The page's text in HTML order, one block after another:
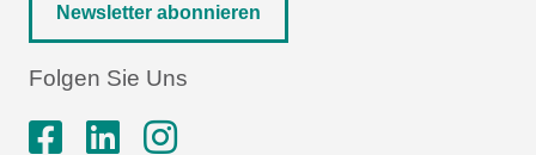
Newsletter abonnieren
Folgen Sie Uns